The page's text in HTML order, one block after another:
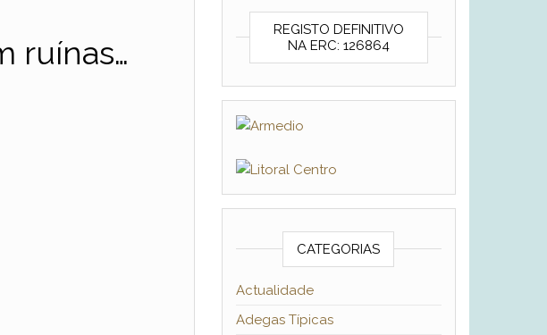
ruínas…
REGISTO DEFINITIVO
NA ERC: 126864
CATEGORIAS
Actualidade
Adegas Típicas